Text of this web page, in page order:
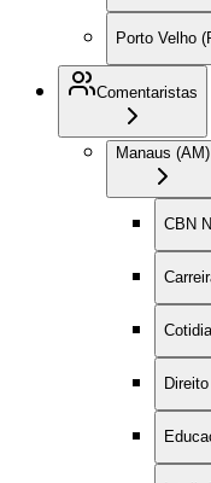
Porto Velho
Comentaristas
Manaus (AM)
CBN